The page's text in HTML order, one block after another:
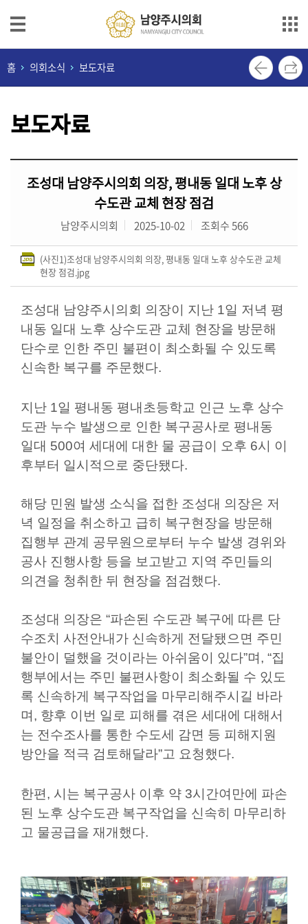
본문으로 바로가기
메인메뉴 바로가기
의
회
내
원
소
정
활
동
의
회
소
식
회
의
록
인
넷
방
송
의
회
료
실
열
린
마
당
이
용
내
홈 의회소식 보도자료
보도자료
조성대 남양주시의회 의장, 평내동 일대 노후 상
수도관 교체 현장 점검
남양주시의회 2025-10-02 조회수 566
(사진1)조성대 남양주시의회 의장, 평내동 일대 노후 상수도관 교체
현장 점검.jpg
조성대 남양주시의회 의장이 지난 1일 저녁 평
내동 일대 노후 상수도관 교체 현장을 방문해
단수로 인한 주민 불편이 최소화될 수 있도록
신속한 복구를 주문했다.
지난 1일 평내동 평내초등학교 인근 노후 상수
도관 누수 발생으로 인한 복구공사로 평내동
일대 500여 세대에 대한 물 공급이 오후 6시 이
후부터 일시적으로 중단됐다.
해당 민원 발생 소식을 접한 조성대 의장은 저
녁 일정을 취소하고 급히 복구현장을 방문해
집행부 관계 공무원으로부터 누수 발생 경위와
공사 진행사항 등을 보고받고 지역 주민들의
의견을 청취한 뒤 현장을 점검했다.
조성대 의장은 “파손된 수도관 복구에 따른 단
수조치 사전안내가 신속하게 전달됐으면 주민
불안이 덜했을 것이라는 아쉬움이 있다”며 , “집
행부에서는 주민 불편사항이 최소화될 수 있도
록 신속하게 복구작업을 마무리해주시길 바라
며 , 향후 이번 일로 피해를 겪은 세대에 대해서
는 전수조사를 통한 수도세 감면 등 피해지원
방안을 적극 검토해달라”고 요청했다.
한편 , 시는 복구공사 이후 약 3시간여만에 파손
된 노후 상수도관 복구작업을 신속히 마무리하
고 물공급을 재개했다.